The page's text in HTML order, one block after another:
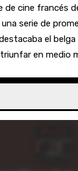
serie de
el belga
triunfar en medio